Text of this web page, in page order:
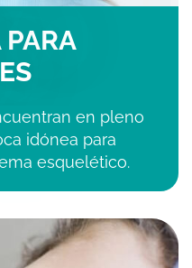
en pleno
idónea para
esquelético.